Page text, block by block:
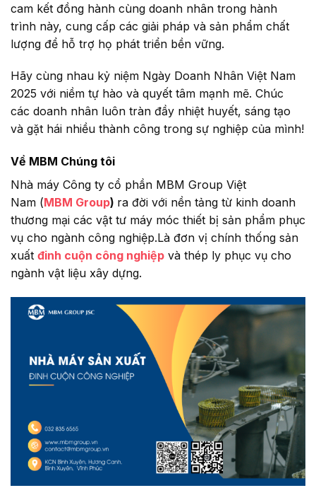
cam kết đồng hành cùng doanh nhân trong hành
trình này, cung cấp các giải pháp và sản phẩm chất
lượng để hỗ trợ họ phát triển bền vững.
Hãy cùng nhau kỷ niệm Ngày Doanh Nhân Việt Nam
2025 với niềm tự hào và quyết tâm mạnh mẽ. Chúc
các doanh nhân luôn tràn đầy nhiệt huyết, sáng tạo
và gặt hái nhiều thành công trong sự nghiệp của mình!
Về MBM Chúng tôi
Nhà máy Công ty cổ phần MBM Group Việt
Nam (MBM Group) ra đời với nền tảng từ kinh doanh
thương mại các vật tư máy móc thiết bị sản phẩm phục
vụ cho ngành công nghiệp.Là đơn vị chính thống sản
xuất đinh cuộn công nghiệp và thép ly phục vụ cho
ngành vật liệu xây dựng.